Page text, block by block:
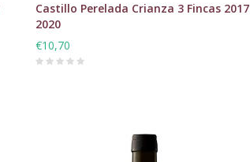
Castillo Perelada Crianza 3 Fincas 2017
2020
€10,70